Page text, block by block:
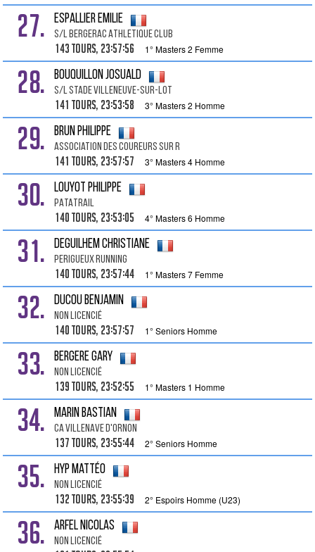
27. ESPALLIER Emilie
S/l Bergerac Athletique Club
143 tours, 23:57:56 1° Masters 2 Femme
28. BOUQUILLON Josuald
S/l Stade Villeneuve-sur-lot
141 tours, 23:53:58 3° Masters 2 Homme
29. BRUN Philippe
Association Des Coureurs Sur R
141 tours, 23:57:57 3° Masters 4 Homme
30. LOUYOT Philippe
PATATRAIL
140 tours, 23:53:05 4° Masters 6 Homme
31. DEGUILHEM Christiane
Perigueux Running
140 tours, 23:57:44 1° Masters 7 Femme
32. DUCOU Benjamin
Non Licencié
140 tours, 23:57:57 1° Seniors Homme
33. BERGERE Gary
Non Licencié
139 tours, 23:52:55 1° Masters 1 Homme
34. MARIN Bastian
Ca Villenave D'ornon
137 tours, 23:55:44 2° Seniors Homme
35. HYP Mattéo
Non Licencié
132 tours, 23:55:39 2° Espoirs Homme (U23)
36. ARFEL Nicolas
Non Licencié